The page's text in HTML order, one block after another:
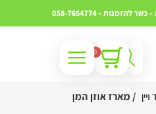
כשרלהזמנות – 058-7654774
0
/ מארז אוזן המן